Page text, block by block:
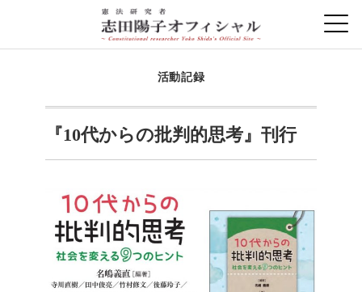
活動記録
『10代からの批判的思考』刊行